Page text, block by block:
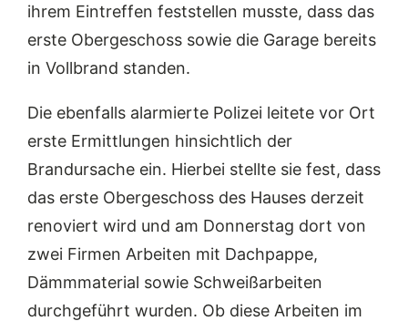
ihrem Eintreffen feststellen musste, dass das
erste Obergeschoss sowie die Garage bereits
in Vollbrand standen.
Die ebenfalls alarmierte Polizei leitete vor Ort
erste Ermittlungen hinsichtlich der
Brandursache ein. Hierbei stellte sie fest, dass
das erste Obergeschoss des Hauses derzeit
renoviert wird und am Donnerstag dort von
zwei Firmen Arbeiten mit Dachpappe,
Dämmmaterial sowie Schweißarbeiten
durchgeführt wurden. Ob diese Arbeiten im